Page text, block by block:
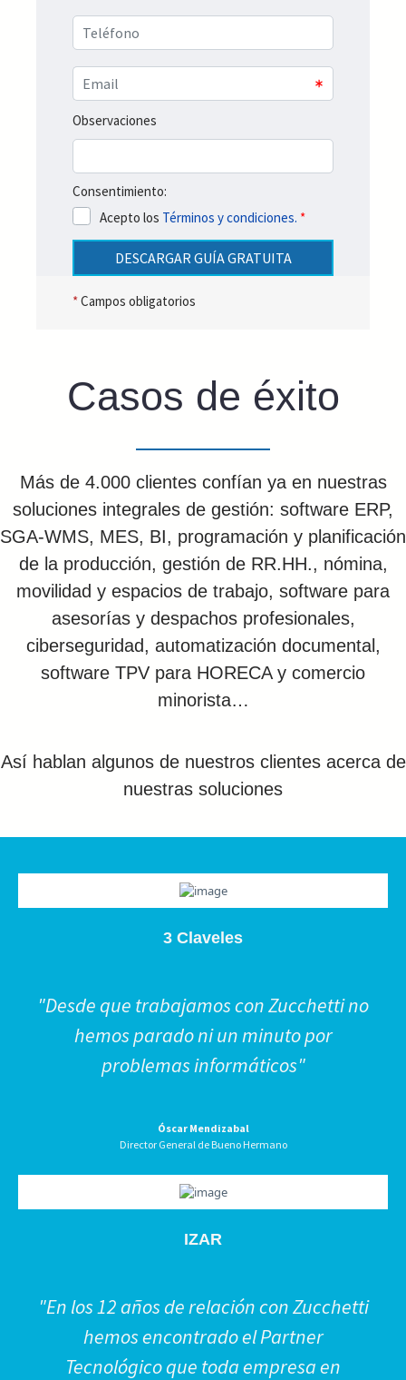
Observaciones
Consentimiento:
Acepto los Términos y condiciones. *
DESCARGAR GUÍA GRATUITA
*Campos obligatorios
Casos de éxito
Más de 4.000 clientes confían ya en nuestras
soluciones integrales de gestión: software ERP,
SGA-WMS, MES, BI, programación y planificación
de la producción, gestión de RR.HH., nómina,
movilidad y espacios de trabajo, software para
asesorías y despachos profesionales,
ciberseguridad, automatización documental,
software TPV para HORECA y comercio
minorista…
Así hablan algunos de nuestros clientes acerca de
nuestras soluciones
3 Claveles
"Desde que trabajamos con Zucchetti no
hemos parado ni un minuto por
problemas informáticos"
Óscar Mendizabal
Director General de Bueno Hermano
IZAR
"En los 12 años de relación con Zucchetti
hemos encontrado el Partner
Tecnológico que toda empresa en